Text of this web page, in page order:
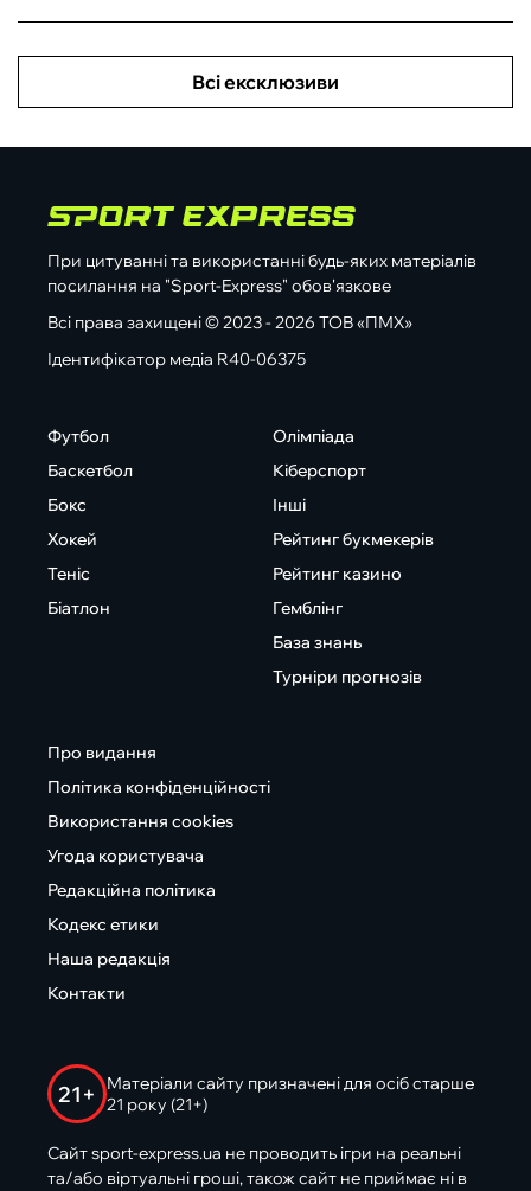
Всі ексклюзиви
При цитуванні та використанні будь-яких матеріалів
посилання на "Sport-Express" обов'язкове
Всі права захищені © 2023 - 2026 ТОВ «ПМХ»
Ідентифікатор медіа R40-06375
Футбол
Баскетбол
Бокс
Хокей
Теніс
Біатлон
Олімпіада
Кіберспорт
Інші
Рейтинг букмекерів
Рейтинг казино
Гемблінг
База знань
Турніри прогнозів
Про видання
Політика конфіденційності
Використання cookies
Угода користувача
Редакційна політика
Кодекс етики
Наша редакція
Контакти
21+
Матеріали сайту призначені для осіб старше
21 року (21+)
Сайт sport-express.ua не проводить ігри на реальні
та/або віртуальні гроші, також сайт не приймає ні в